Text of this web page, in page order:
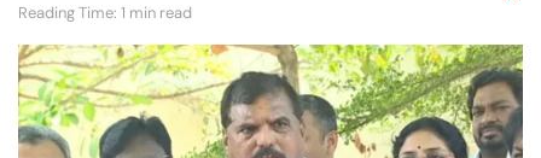
Reading Time: 1 min read